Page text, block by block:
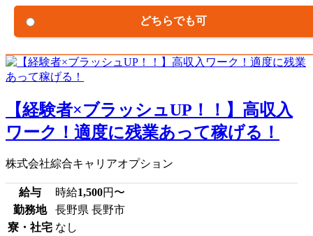
どちらでも可
【経験者×ブラッシュUP！！】高収入
ワーク！適度に残業あって稼げる！
株式会社綜合キャリアオプション
給与 時給1,500円〜
勤務地
長野県 長野市
寮・社宅 なし